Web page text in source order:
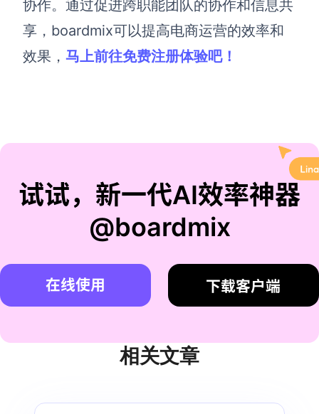
协作。通过促进跨职能团队的协作和信息共
享，boardmix可以提高电商运营的效率和
效果， 马上前往免费注册体验吧！
试试，新一代AI效率神器
@boardmix
在线使用 下载客户端
相关文章